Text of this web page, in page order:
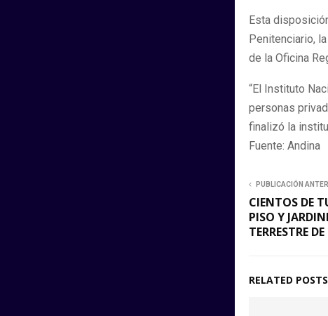
Esta
Penitenciario,
de la Oficina
“El Instituto
personas
finalizó la
Fuente: Andina
PUBLICACIÓN
CIENTOS DE
PISO Y
TERRESTRE
RELATED POSTS